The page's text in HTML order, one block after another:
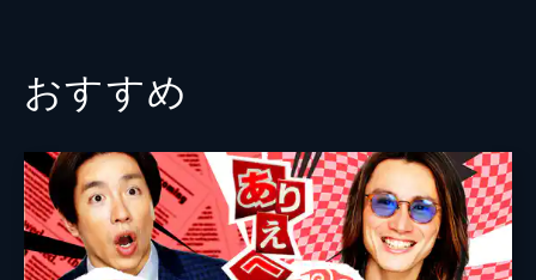
77分
2026/2/2放送 #9 音楽のプロ190人が選
★KING OF 激アツ名曲★音楽を知り尽くし
ているプロ190人が選ぶ「激アツ名曲」ラン
キング発表！日本を沸かせた＆元気にしてく
れた熱い応援歌・名曲が続々登場
23分
おすすめ